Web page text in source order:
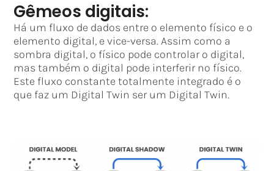
Gêmeos digitais:
Há um fluxo de dados entre o elemento físico e o
elemento digital, e vice-versa. Assim como a
sombra digital, o físico pode controlar o digital,
mas também o digital pode interferir no físico.
Este fluxo constante totalmente integrado é o
que faz um Digital Twin ser um Digital Twin.